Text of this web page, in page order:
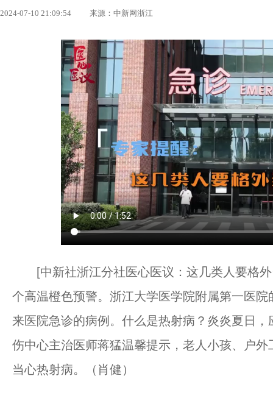
2024-07-10 21:09:54 来源：中新网浙江
[中新社浙江分社医心医议：这几类人要格外
个高温橙色预警。浙江大学医学院附属第一医
来医院急诊的病例。什么是热射病？炎炎夏日
伤中心主治医师蒋猛温馨提示，老人小孩、户
当心热射病。（肖健）